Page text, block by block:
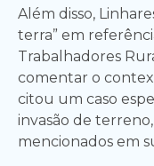
Além disso,
terra” em
Trabalhadores
comentar o
citou um caso
invasão de
mencionados em